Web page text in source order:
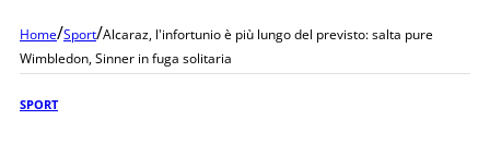
Home/Sport/Alcaraz, l'infortunio è più lungo del previsto: salta pure
Wimbledon, Sinner in fuga solitaria
SPORT